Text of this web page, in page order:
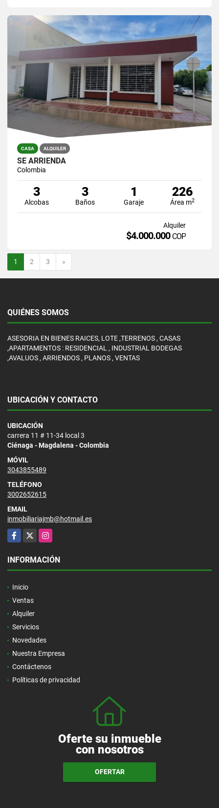
CASA ALQUILER
SE ARRIENDA
Colombia
3
Alcobas
3
Baños
1
Garaje
226
Área m2
Alquiler
$4.000.000 COP
1 2 3 »
QUIÉNES SOMOS
ASESORIA EN BIENES RAICES, LOTE ,TERRENOS , CASAS
,APARTAMENTOS : RESIDENCIAL , INDUSTRIAL BODEGAS
,AVALUOS , ARRIENDOS , PLANOS , VENTAS
UBICACIÓN Y CONTACTO
UBICACIÓN
carrera 11 # 11-34 local 3
Ciénaga - Magdalena - Colombia
MÓVIL
3043855489
TELÉFONO
3002652615
EMAIL
inmobiliariajmb@hotmail.es
Facebook
X Instagram
INFORMACIÓN
Inicio
Ventas
Alquiler
Servicios
Novedades
Nuestra Empresa
Contáctenos
Políticas de privacidad
Oferte su inmueble
con nosotros
OFERTAR